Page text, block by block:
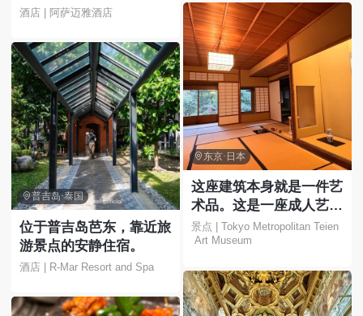
酒店 | 阿萨迈雅酒店
普吉岛·泰国
位于普吉岛芭东，靠近旅
游景点的安静住宿。
酒店 | R-Mar Resort and Spa
 东京·日本
这座建筑本身就是一件艺
术品。这是一座成人艺术
博物馆，您可以在这里欣
赏花园和美丽的建筑。
景点 | Tokyo Metropolitan Teien
Art Museum